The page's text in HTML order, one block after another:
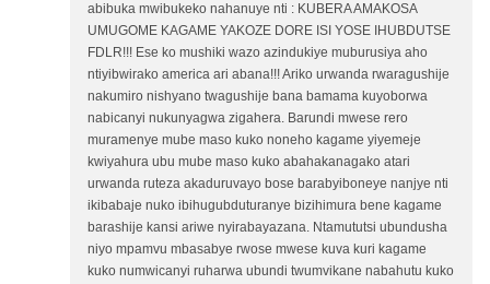
abibuka mwibukeko nahanuye nti : KUBERA AMAKOSA
UMUGOME KAGAME YAKOZE DORE ISI YOSE IHUBDUTSE
FDLR!!! Ese ko mushiki wazo azindukiye muburusiya aho
ntiyibwirako america ari abana!!! Ariko urwanda rwaragushije
nakumiro nishyano twagushije bana bamama kuyoborwa
nabicanyi nukunyagwa zigahera. Barundi mwese rero
muramenye mube maso kuko noneho kagame yiyemeje
kwiyahura ubu mube maso kuko abahakanagako atari
urwanda ruteza akaduruvayo bose barabyiboneye nanjye nti
ikibabaje nuko ibihugubduturanye bizihimura bene kagame
barashije kansi ariwe nyirabayazana. Ntamututsi ubundusha
niyo mpamvu mbasabye rwose mwese kuva kuri kagame
kuko numwicanyi ruharwa ubundi twumvikane nabahutu kuko